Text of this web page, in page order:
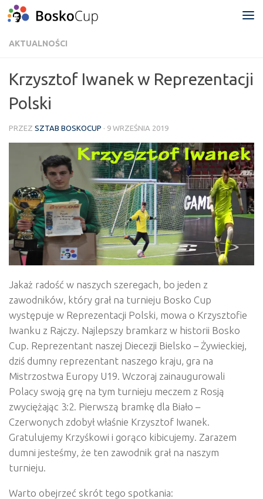
Przejdź do treści
AKTUALNOŚCI
Krzysztof Iwanek w Reprezentacji
Polski
PRZEZ SZTAB BOSKOCUP · 9 WRZEŚNIA 2019
Jakaż radość w naszych szeregach, bo jeden z
zawodników, który grał na turnieju Bosko Cup
występuje w Reprezentacji Polski, mowa o Krzysztofie
Iwanku z Rajczy. Najlepszy bramkarz w historii Bosko
Cup. Reprezentant naszej Diecezji Bielsko – Żywieckiej,
dziś dumny reprezentant naszego kraju, gra na
Mistrzostwa Europy U19. Wczoraj zainaugurowali
Polacy swoją grę na tym turnieju meczem z Rosją
zwyciężając 3:2. Pierwszą bramkę dla Biało –
Czerwonych zdobył właśnie Krzysztof Iwanek.
Gratulujemy Krzyśkowi i gorąco kibicujemy. Zarazem
dumni jesteśmy, że ten zawodnik grał na naszym
turnieju.
Warto obejrzeć skrót tego spotkania: